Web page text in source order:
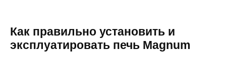
Как правильно установить и
эксплуатировать печь Magnum